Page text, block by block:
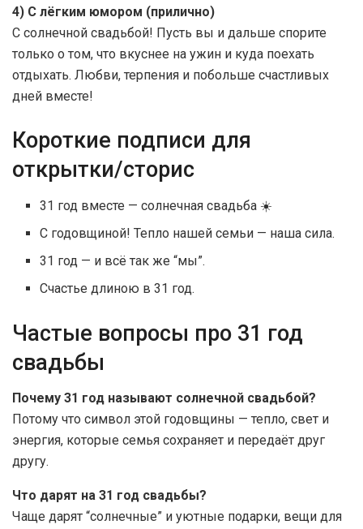
4) С лёгким юмором (прилично)
С солнечной свадьбой! Пусть вы и дальше спорите
только о том, что вкуснее на ужин и куда поехать
отдыхать. Любви, терпения и побольше счастливых
дней вместе!
Короткие подписи для
открытки/сторис
31 год вместе — солнечная свадьба ☀️
С годовщиной! Тепло нашей семьи — наша сила.
31 год — и всё так же “мы”.
Счастье длиною в 31 год.
Частые вопросы про 31 год
свадьбы
Почему 31 год называют солнечной свадьбой?
Потому что символ этой годовщины — тепло, свет и
энергия, которые семья сохраняет и передаёт друг
другу.
Что дарят на 31 год свадьбы?
Чаще дарят “солнечные” и уютные подарки, вещи для